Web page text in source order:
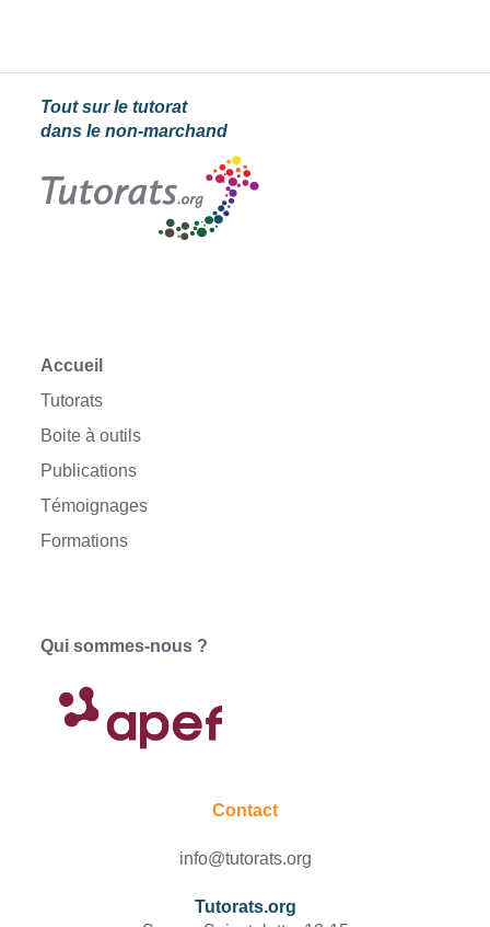
Tout sur le tutorat
dans le non-marchand
Accueil
Tutorats
Boite à outils
Publications
Témoignages
Formations
Qui sommes-nous ?
Contact
info@tutorats.org
Tutorats.org